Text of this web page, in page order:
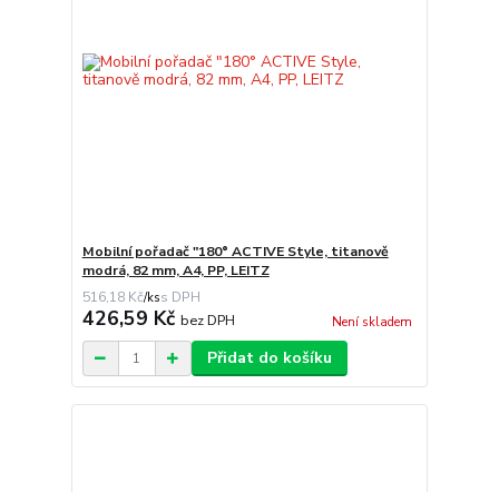
Mobilní pořadač "180° ACTIVE Style, titanově
modrá, 82 mm, A4, PP, LEITZ
516,18 Kč/ks
426,59 Kč bez DPH Není skladem
Přidat do košíku